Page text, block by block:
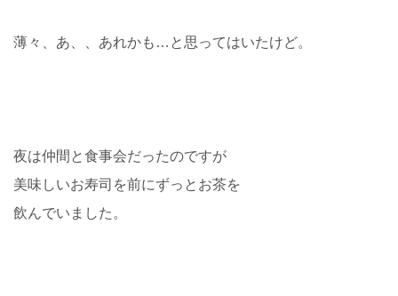
薄々、あ、、あれかも…と思ってはいたけど。
夜は仲間と食事会だったのですが
美味しいお寿司を前にずっとお茶を
飲んでいました。